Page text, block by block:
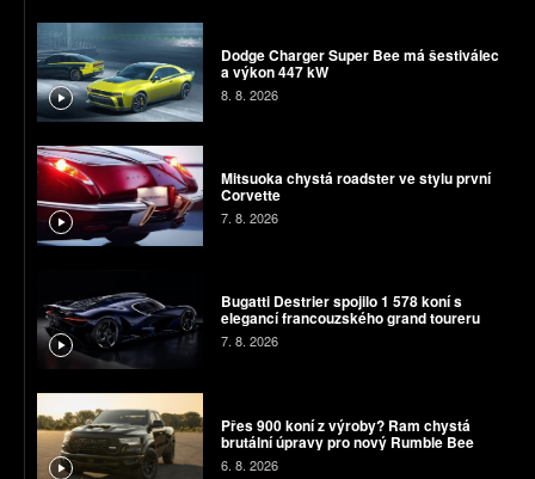
Dodge Charger Super Bee má šestiválec
a výkon 447 kW
8. 8. 2026
Mitsuoka chystá roadster ve stylu první
Corvette
7. 8. 2026
Bugatti Destrier spojilo 1 578 koní s
elegancí francouzského grand toureru
7. 8. 2026
Přes 900 koní z výroby? Ram chystá
brutální úpravy pro nový Rumble Bee
6. 8. 2026